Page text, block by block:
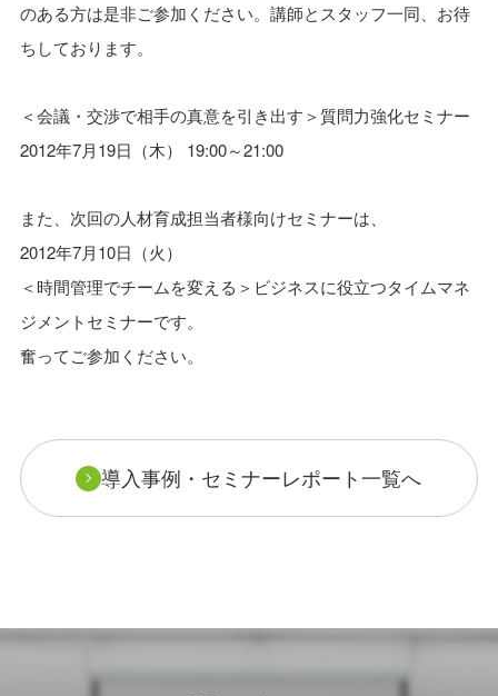
のある方は是非ご参加ください。講師とスタッフ一同、お待
ちしております。
＜会議・交渉で相手の真意を引き出す＞質問力強化セミナー
2012年7月19日（木） 19:00～21:00
また、次回の人材育成担当者様向けセミナーは、
2012年7月10日（火）
＜時間管理でチームを変える＞ビジネスに役立つタイムマネ
ジメントセミナーです。
奮ってご参加ください。
導入事例・セミナーレポート一覧へ